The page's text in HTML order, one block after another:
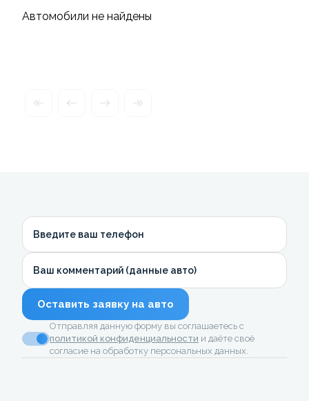
Автомобили не найдены
Введите ваш телефон
Ваш комментарий (данные авто)
Оставить заявку на авто
Отправляя данную форму вы соглашаетесь с
политикой конфиденциальности и даёте своё
согласие на обработку персональных данных.